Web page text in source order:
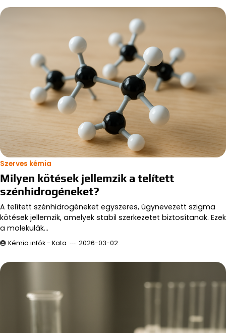
Szerves kémia
Milyen kötések jellemzik a telített
szénhidrogéneket?
A telített szénhidrogéneket egyszeres, úgynevezett szigma
kötések jellemzik, amelyek stabil szerkezetet biztosítanak. Ezek
a molekulák…
Kémia infók - Kata 2026-03-02